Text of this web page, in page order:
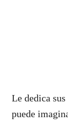
Le dedica
puede